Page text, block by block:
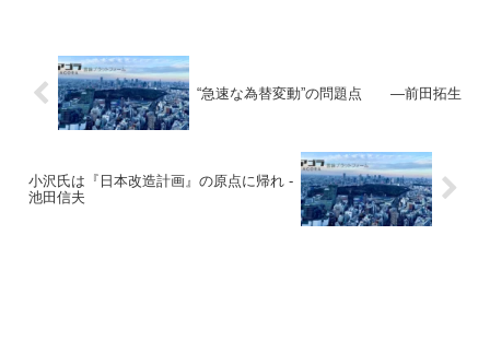
“急速な為替変動”の問題点 ―前田拓生
小沢氏は『日本改造計画』の原点に帰れ -
池田信夫